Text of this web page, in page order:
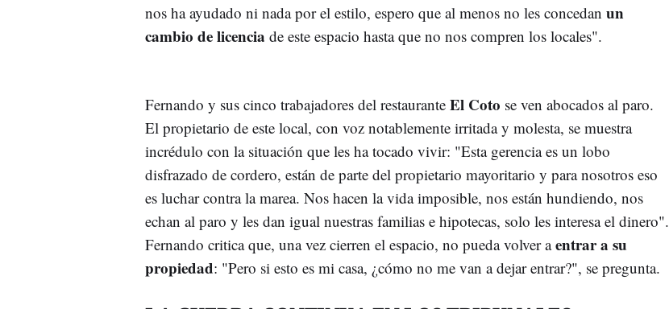
nos ha ayudado ni nada por el estilo, espero que al menos no les concedan un
cambio de licencia de este espacio hasta que no nos compren los locales".
Fernando y sus cinco trabajadores del restaurante El Coto se ven abocados al paro.
El propietario de este local, con voz notablemente irritada y molesta, se muestra
incrédulo con la situación que les ha tocado vivir: "Esta gerencia es un lobo
disfrazado de cordero, están de parte del propietario mayoritario y para nosotros eso
es luchar contra la marea. Nos hacen la vida imposible, nos están hundiendo, nos
echan al paro y les dan igual nuestras familias e hipotecas, solo les interesa el dinero".
Fernando critica que, una vez cierren el espacio, no pueda volver aentrar a su
propiedad: "Pero si esto es mi casa, ¿cómo no me van a dejar entrar?", se pregunta.